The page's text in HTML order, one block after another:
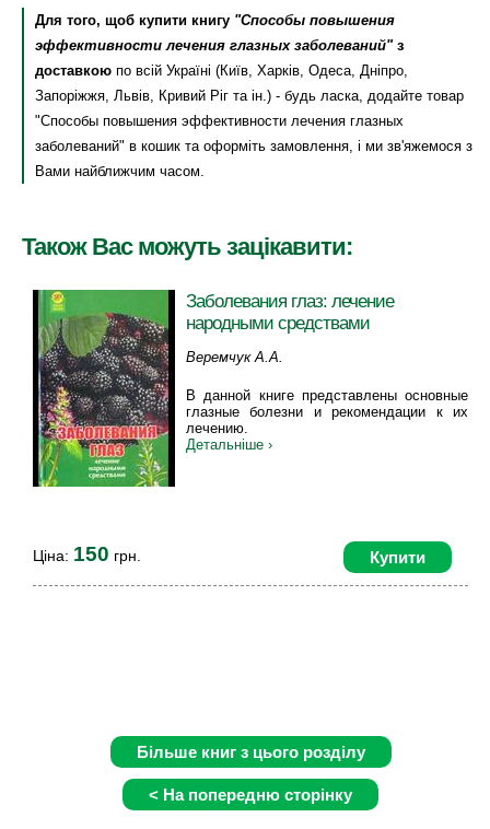
Для того, щоб купити книгу "Способы повышения
эффективности лечения глазных заболеваний"з
доставкою по всій Україні (Київ, Харків, Одеса, Дніпро,
Запоріжжя, Львів, Кривий Ріг та ін.) - будь ласка, додайте товар
"Способы повышения эффективности лечения глазных
заболеваний" в кошик та оформіть замовлення, і ми зв'яжемося з
Вами найближчим часом.
Також Вас можуть зацікавити:
Заболевания глаз: лечение
народными средствами
Веремчук А.А.
В данной книге представлены основные
глазные болезни и рекомендации к их
лечению.
Детальніше ›
Купити
Ціна: 150 грн.